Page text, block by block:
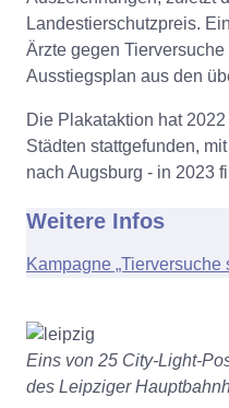
Landestierschutzpreis.
Ärzte gegen
Ausstiegsplan aus den
Die Plakataktion hat
Städten stattgefunden,
nach Augsburg - in 2023
Weitere Infos
Kampagne
Eins von 25 City-Light-
des Leipziger